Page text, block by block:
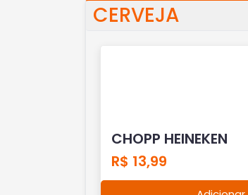
CERVEJA
CHOPP HEINEKEN
R$ 13,99